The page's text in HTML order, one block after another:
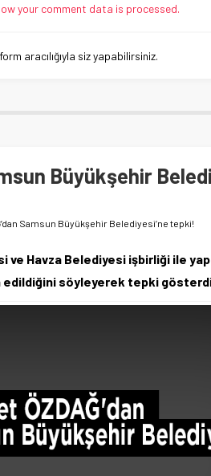
your comment data is processed.
aracılığıyla siz yapabilirsiniz.
Büyükşehir
Samsun Büyükşehir Belediyesi’ne tepki!
ve Havza Belediyesi işbirliği ile
edildiğini söyleyerek tepki